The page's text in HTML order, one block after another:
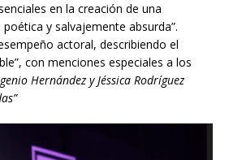
en la creación de una
y salvajemente absurda”.
actoral, describiendo el
con menciones especiales a los
Hernández y Jéssica Rodríguez